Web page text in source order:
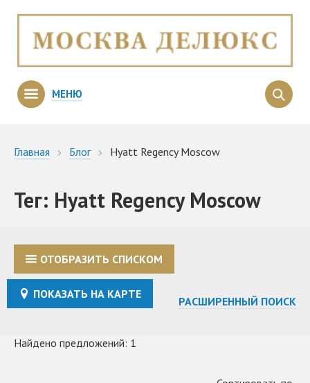
МЕНЮ
Главная Блог Hyatt Regency Moscow
Тег: Hyatt Regency Moscow
ОТОБРАЗИТЬ СПИСКОМ
ПОКАЗАТЬ НА КАРТЕ
РАСШИРЕННЫЙ ПОИСК
Найдено предложений: 1